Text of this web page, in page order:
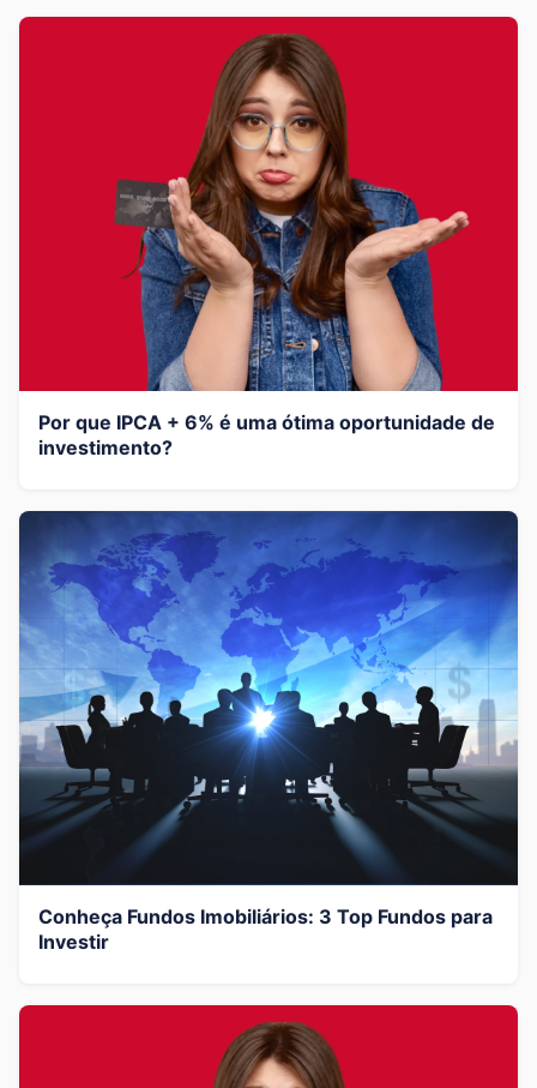
Por que IPCA + 6% é uma ótima oportunidade de
investimento?
Conheça Fundos Imobiliários: 3 Top Fundos para
Investir